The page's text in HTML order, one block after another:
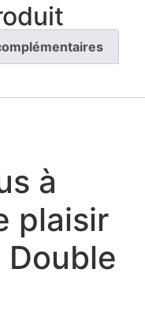
à
plaisir